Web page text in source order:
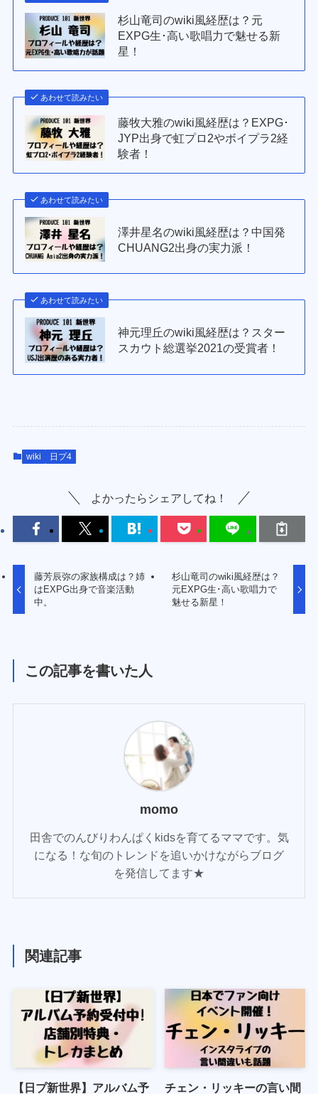
杉山竜司のwiki風経歴は？元
EXPG生･高い歌唱力で魅せる新
星！
あわせて読みたい
藤牧大雅のwiki風経歴は？EXPG･
JYP出身で虹プロ2やボイプラ2経
験者！
あわせて読みたい
澤井星名のwiki風経歴は？中国発
CHUANG2出身の実力派！
あわせて読みたい
神元理丘のwiki風経歴は？スター
スカウト総選挙2021の受賞者！
wiki 日プ4
よかったらシェアしてね！
藤芳辰弥の家族構成は？姉
はEXPG出身で音楽活動
中。
杉山竜司のwiki風経歴は？
元EXPG生･高い歌唱力で
魅せる新星！
この記事を書いた人
momo
田舎でのんびりわんぱくkidsを育てるママです。気
になる！な旬のトレンドを追いかけながらブログ
を発信してます★
関連記事
【日プ新世界】アルバム予 チェン・リッキーの言い間